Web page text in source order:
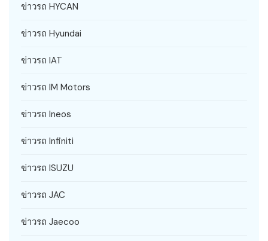
ข่าวรถ HYCAN
ข่าวรถ Hyundai
ข่าวรถ IAT
ข่าวรถ IM Motors
ข่าวรถ Ineos
ข่าวรถ Infiniti
ข่าวรถ ISUZU
ข่าวรถ JAC
ข่าวรถ Jaecoo